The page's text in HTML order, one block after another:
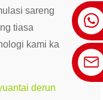
sareng
tiasa
kami ka
derun